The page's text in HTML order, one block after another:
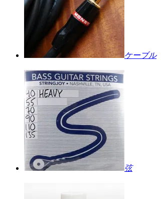
ケーブル
弦